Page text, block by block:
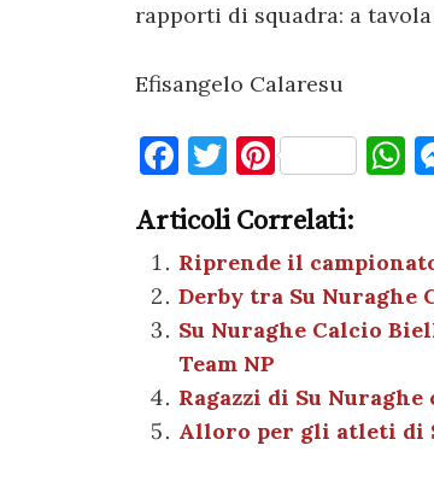
rapporti di squadra: a
Efisangelo Calaresu
F
c
e
b
o
o
k
T
it
te
r
Pi
er
es
t
s
A
p
p
Articoli Correlati:
Riprende il
Derby tra Su Nuraghe
Su Nuraghe Calcio
Team NP
Ragazzi di Su
Alloro per gli atleti di